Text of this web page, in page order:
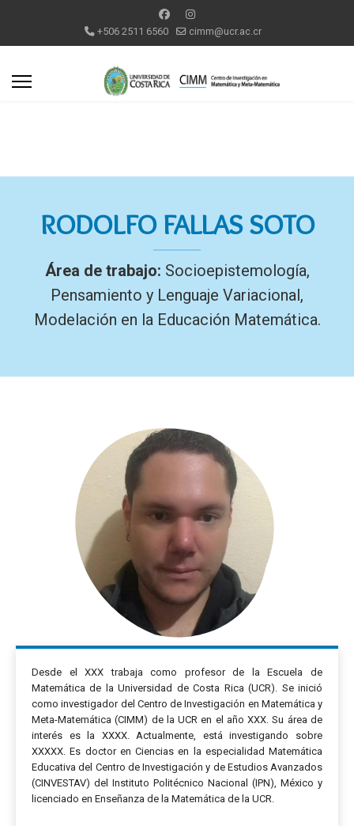
+506 2511 6560 cimm@ucr.ac.cr
RODOLFO FALLAS SOTO
Área de trabajo: Socioepistemología,
Pensamiento y Lenguaje Variacional,
Modelación en la Educación Matemática.
Desde el XXX trabaja como profesor de la Escuela de
Matemática de la Universidad de Costa Rica (UCR). Se inició
como investigador del Centro de Investigación en Matemática y
Meta-Matemática (CIMM) de la UCR en el año XXX. Su área de
interés es la XXXX. Actualmente, está investigando sobre
XXXXX. Es doctor en Ciencias en la especialidad Matemática
Educativa del Centro de Investigación y de Estudios Avanzados
(CINVESTAV) del Instituto Politécnico Nacional (IPN), México y
licenciado en Enseñanza de la Matemática de la UCR.